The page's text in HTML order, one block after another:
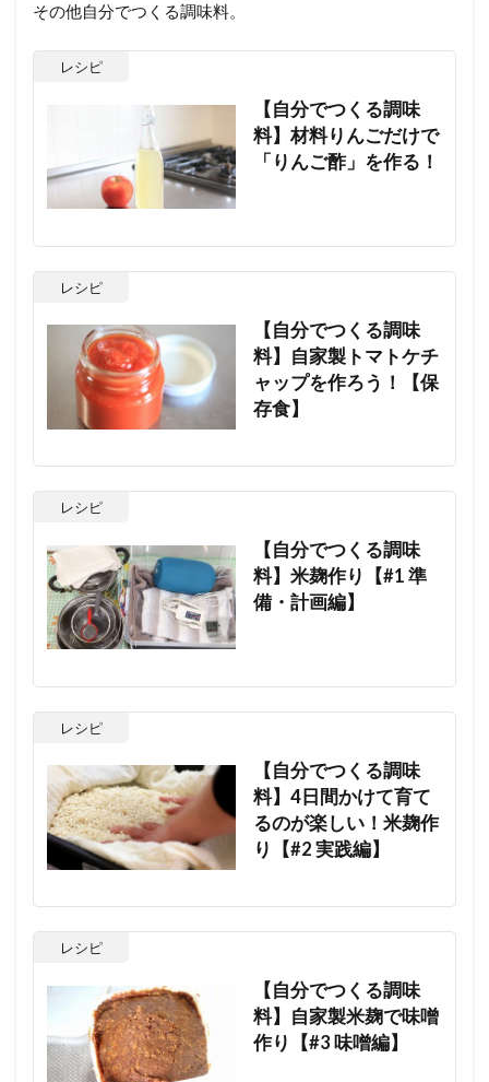
その他自分でつくる調味料。
レシピ
【自分でつくる調味
料】材料りんごだけで
「りんご酢」を作る！
レシピ
【自分でつくる調味
料】自家製トマトケチ
ャップを作ろう！【保
存食】
レシピ
【自分でつくる調味
料】米麹作り【#1 準
備・計画編】
レシピ
【自分でつくる調味
料】4日間かけて育て
るのが楽しい！米麹作
り【#2 実践編】
レシピ
【自分でつくる調味
料】自家製米麹で味噌
作り【#3 味噌編】